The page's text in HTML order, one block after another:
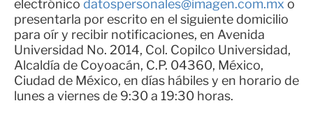
electrónico datospersonales@imagen.com.mx o
presentarla por escrito en el siguiente domicilio
para oír y recibir notificaciones, en Avenida
Universidad No. 2014, Col. Copilco Universidad,
Alcaldía de Coyoacán, C.P. 04360, México,
Ciudad de México, en días hábiles y en horario de
lunes a viernes de 9:30 a 19:30 horas.